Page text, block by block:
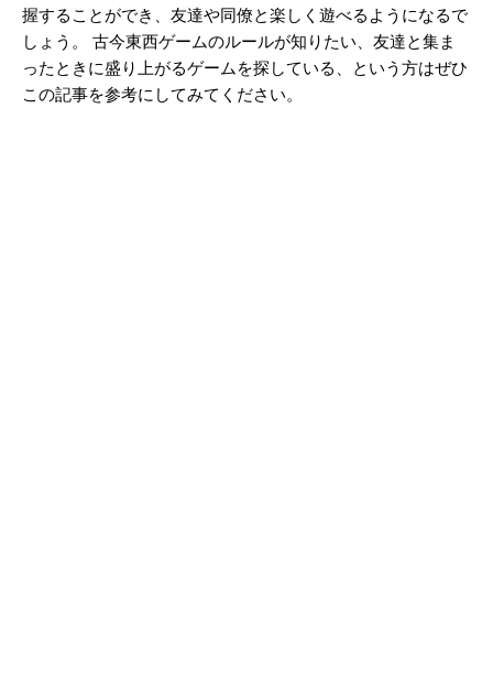
握することができ、友達や同僚と楽しく遊べるようになるで
しょう。 古今東西ゲームのルールが知りたい、友達と集ま
ったときに盛り上がるゲームを探している、という方はぜひ
この記事を参考にしてみてください。